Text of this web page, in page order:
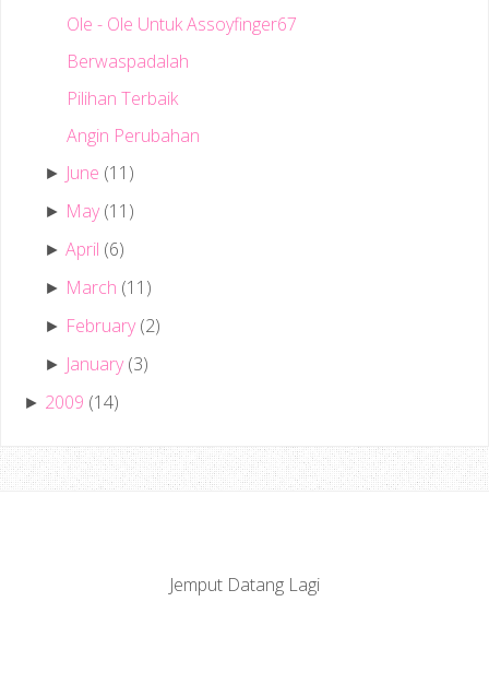
Ole - Ole Untuk Assoyfinger67
Berwaspadalah
Pilihan Terbaik
Angin Perubahan
► June (11)
► May (11)
►April (6)
► March (11)
► February (2)
► January (3)
► 2009 (14)
Jemput Datang Lagi